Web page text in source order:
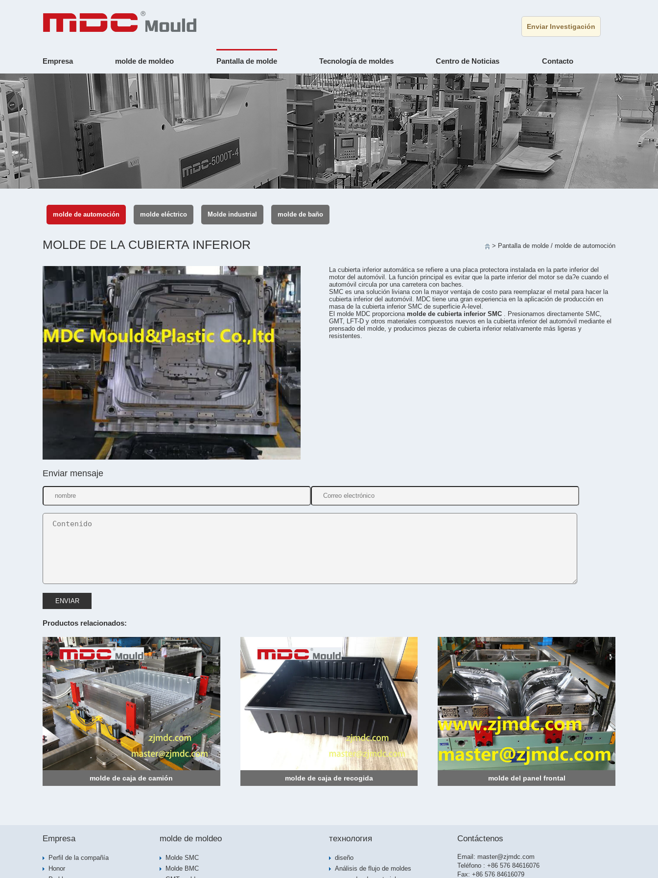
Enviar Investigación
Empresa molde de moldeo Pantalla de molde Tecnología de moldes Centro de Noticias Contacto
molde de automoción molde eléctrico Molde industrial molde de baño
MOLDE DE LA CUBIERTA INFERIOR > Pantalla de molde / molde de automoción
La cubierta inferior automática se refiere a una placa protectora instalada en la parte inferior del
motor del automóvil. La función principal es evitar que la parte inferior del motor se da?e cuando el
automóvil circula por una carretera con baches.
SMC es una solución liviana con la mayor ventaja de costo para reemplazar el metal para hacer la
cubierta inferior del automóvil. MDC tiene una gran experiencia en la aplicación de producción en
masa de la cubierta inferior SMC de superficie A-level.
El molde MDC proporciona molde de cubierta inferior SMC . Presionamos directamente SMC,
GMT, LFT-D y otros materiales compuestos nuevos en la cubierta inferior del automóvil mediante el
prensado del molde, y producimos piezas de cubierta inferior relativamente más ligeras y
resistentes.
Enviar mensaje
ENVIAR
Productos relacionados:
molde de caja de camión molde de caja de recogida molde del panel frontal
Empresa
Perfil de la compañía
Honor
molde de moldeo
Molde SMC
Molde BMC
технология
diseño
Análisis de flujo de moldes
Contáctenos
Email: master@zjmdc.com
Teléfono : +86 576 84616076
Fax: +86 576 84616079